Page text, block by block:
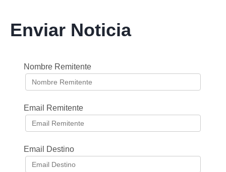
Enviar Noticia
Nombre Remitente
Email Remitente
Email Destino